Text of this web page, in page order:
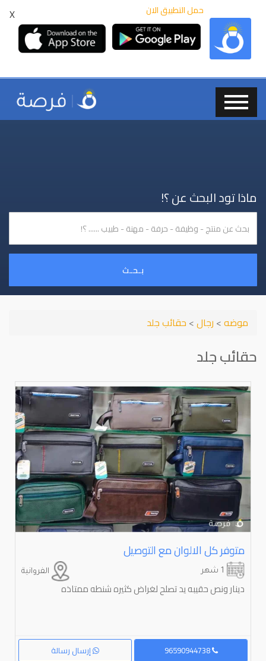
X حمل التطبيق الان
ماذا تود البحث عن ؟!
بـحـث
موضه> رجال> حقائب جلد
حقائب جلد
متوفر كل الالوان مع التوصيل
الفروانية
دينار ونص حقيبه يد تصلح لغراض كثيره شنطه ممتاذه
إرسال رسالة 96590944738